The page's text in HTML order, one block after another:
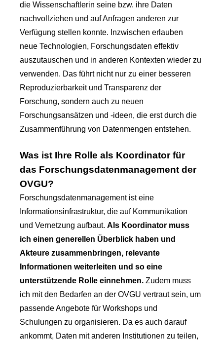
die Wissenschaftlerin seine bzw. ihre Daten
nachvollziehen und auf Anfragen anderen zur
Verfügung stellen konnte. Inzwischen erlauben
neue Technologien, Forschungsdaten effektiv
auszutauschen und in anderen Kontexten wieder zu
verwenden. Das führt nicht nur zu einer besseren
Reproduzierbarkeit und Transparenz der
Forschung, sondern auch zu neuen
Forschungsansätzen und -ideen, die erst durch die
Zusammenführung von Datenmengen entstehen.
Was ist Ihre Rolle als Koordinator für
das Forschungsdatenmanagement der
OVGU?
Forschungsdatenmanagement ist eine
Informationsinfrastruktur, die auf Kommunikation
und Vernetzung aufbaut. Als Koordinator muss
ich einen generellen Überblick haben und
Akteure zusammenbringen, relevante
Informationen weiterleiten und so eine
unterstützende Rolle einnehmen. Zudem muss
ich mit den Bedarfen an der OVGU vertraut sein, um
passende Angebote für Workshops und
Schulungen zu organisieren. Da es auch darauf
ankommt, Daten mit anderen Institutionen zu teilen,